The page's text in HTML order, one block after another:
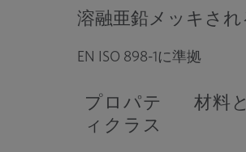
溶融亜鉛メッキされ
EN ISO 898-1に準拠
プロパテ
ィクラス
材料